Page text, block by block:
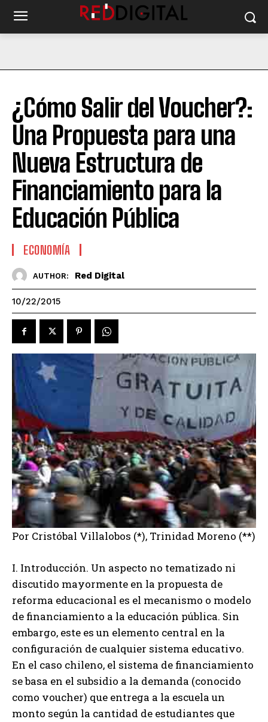
¿Cómo Salir del Voucher?:
Una Propuesta para una
Nueva Estructura de
Financiamiento para la
Educación Pública
ECONOMÍA
AUTHOR: Red Digital
10/22/2015
Por Cristóbal Villalobos (*), Trinidad Moreno (**)
I. Introducción. Un aspecto no tematizado ni
discutido mayormente en la propuesta de
reforma educacional es el mecanismo o modelo
de financiamiento a la educación pública. Sin
embargo, este es un elemento central en la
configuración de cualquier sistema educativo.
En el caso chileno, el sistema de financiamiento
se basa en el subsidio a la demanda (conocido
como voucher) que entrega a la escuela un
monto según la cantidad de estudiantes que